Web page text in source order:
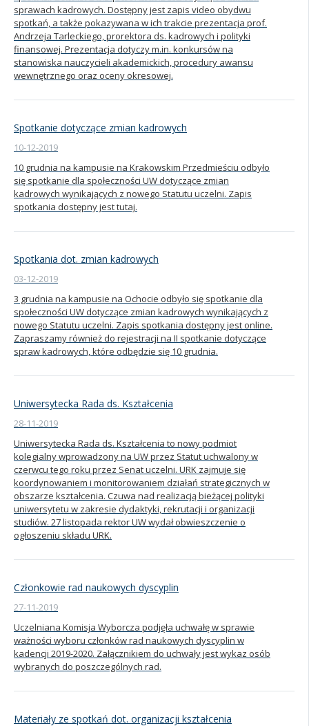
sprawach kadrowych. Dostępny jest zapis video obydwu
spotkań, a także pokazywana w ich trakcie prezentacja prof.
Andrzeja Tarleckiego, prorektora ds. kadrowych i polityki
finansowej. Prezentacja dotyczy m.in. konkursów na
stanowiska nauczycieli akademickich, procedury awansu
wewnętrznego oraz oceny okresowej.
Spotkanie dotyczące zmian kadrowych
10-12-2019
10 grudnia na kampusie na Krakowskim Przedmieściu odbyło
się spotkanie dla społeczności UW dotyczące zmian
kadrowych wynikających z nowego Statutu uczelni. Zapis
spotkania dostępny jest tutaj.
Spotkania dot. zmian kadrowych
03-12-2019
3 grudnia na kampusie na Ochocie odbyło się spotkanie dla
społeczności UW dotyczące zmian kadrowych wynikających z
nowego Statutu uczelni. Zapis spotkania dostępny jest online.
Zapraszamy również do rejestracji na II spotkanie dotyczące
spraw kadrowych, które odbędzie się 10 grudnia.
Uniwersytecka Rada ds. Kształcenia
28-11-2019
Uniwersytecka Rada ds. Kształcenia to nowy podmiot
kolegialny wprowadzony na UW przez Statut uchwalony w
czerwcu tego roku przez Senat uczelni. URK zajmuje się
koordynowaniem i monitorowaniem działań strategicznych w
obszarze kształcenia. Czuwa nad realizacją bieżącej polityki
uniwersytetu w zakresie dydaktyki, rekrutacji i organizacji
studiów. 27 listopada rektor UW wydał obwieszczenie o
ogłoszeniu składu URK.
Członkowie rad naukowych dyscyplin
27-11-2019
Uczelniana Komisja Wyborcza podjęła uchwałę w sprawie
ważności wyboru członków rad naukowych dyscyplin w
kadencji 2019-2020. Załącznikiem do uchwały jest wykaz osób
wybranych do poszczególnych rad.
Materiały ze spotkań dot. organizacji kształcenia